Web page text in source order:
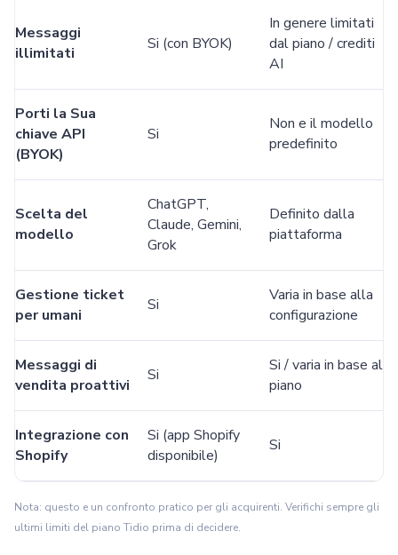
Messaggi
illimitati
Si (con BYOK)
In genere limitati
dal piano / crediti
AI
Porti la Sua
chiave API
(BYOK)
Si
Non e il modello
predefinito
Scelta del
modello
ChatGPT,
Claude, Gemini,
Grok
Definito dalla
piattaforma
Gestione ticket
per umani
Si
Varia in base alla
configurazione
Messaggi di
vendita proattivi
Si
Si / varia in base al
piano
Integrazione con
Shopify
Si (app Shopify
disponibile)
Si
Nota: questo e un confronto pratico per gli acquirenti. Verifichi sempre gli
ultimi limiti del piano Tidio prima di decidere.